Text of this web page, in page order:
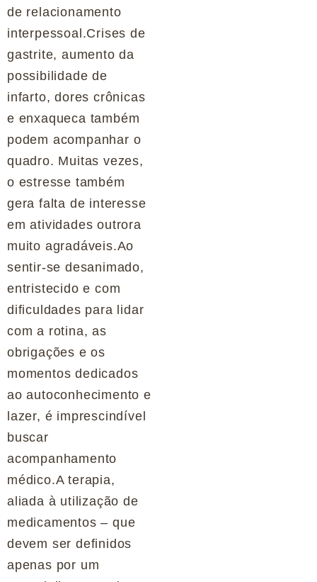
de relacionamento
interpessoal.Crises de
gastrite, aumento da
possibilidade de
infarto, dores crônicas
e enxaqueca também
podem acompanhar o
quadro. Muitas vezes,
o estresse também
gera falta de interesse
em atividades outrora
muito agradáveis.Ao
sentir-se desanimado,
entristecido e com
dificuldades para lidar
com a rotina, as
obrigações e os
momentos dedicados
ao autoconhecimento e
lazer, é imprescindível
buscar
acompanhamento
médico.A terapia,
aliada à utilização de
medicamentos – que
devem ser definidos
apenas por um